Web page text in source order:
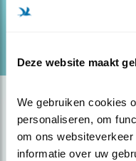
Deze website maakt
We gebruiken cookies
personaliseren, om
om ons
informatie over uw